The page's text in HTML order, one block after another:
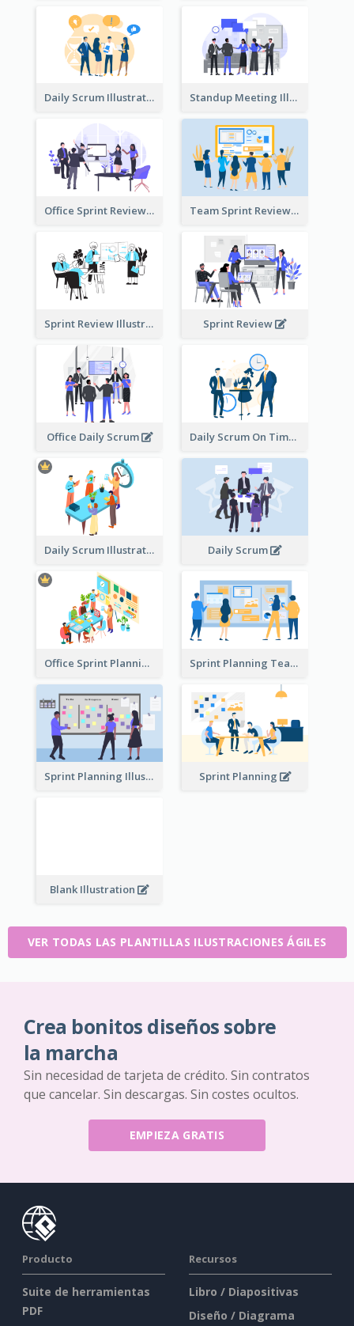
Daily Scrum Illustration Standup Meeting Illustration
Office Sprint Review Team Sprint Review
Sprint Review Illustration Sprint Review
Office Daily Scrum Daily Scrum On Time
Daily Scrum Illustration Daily Scrum
Office Sprint Planning Sprint Planning Team
Sprint Planning Illustration Sprint Planning
Blank Illustration
VER TODAS LAS PLANTILLAS ILUSTRACIONES ÁGILES
Crea bonitos diseños sobre
la marcha
Sin necesidad de tarjeta de crédito. Sin contratos
que cancelar. Sin descargas. Sin costes ocultos.
EMPIEZA GRATIS
Producto
Suite de herramientas
PDF
Recursos
Libro / Diapositivas
Diseño / Diagrama